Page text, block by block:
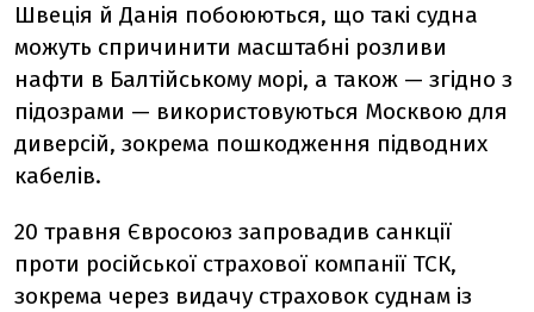
Швеція й Данія побоюються, що такі судна
можуть спричинити масштабні розливи
нафти в Балтійському морі, а також — згідно з
підозрами — використовуються Москвою для
диверсій, зокрема пошкодження підводних
кабелів.
20 травня Євросоюз запровадив санкції
проти російської страхової компанії ТСК,
зокрема через видачу страховок суднам із